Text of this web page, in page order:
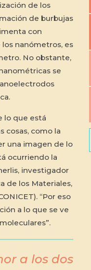
de los
de burbujas
con
nanómetros, es
No obstante,
se
lo que está
cosas, como la
una imagen de lo
ocurriendo la
investigador
de los Materiales,
“Por eso
a lo que se ve
a los dos